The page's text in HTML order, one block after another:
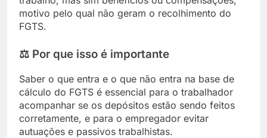
motivo pelo qual não geram o recolhimento do
FGTS.
⚖️ Por que isso é importante
Saber o que entra e o que não entra na base de
cálculo do FGTS é essencial para o trabalhador
acompanhar se os depósitos estão sendo feitos
corretamente, e para o empregador evitar
autuações e passivos trabalhistas.